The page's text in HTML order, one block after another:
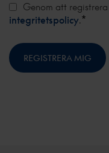
Genom att
integritetspolicy.*